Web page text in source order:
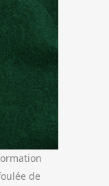
de